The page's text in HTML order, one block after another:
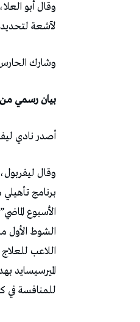
وقال أبو
لآشعة
وشارك
بيان رسمي
أصدر نادي
وقال
برنامج
الأسبوع
الشوط الأول
اللاعب
الميرسيسايد
للمنافسة في